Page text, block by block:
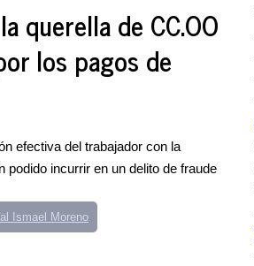
querella de CC.OO
los pagos de
efectiva del trabajador con la
podido incurrir en un delito de fraude
Ismael Moreno